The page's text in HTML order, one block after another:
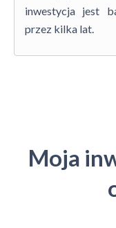
inwestycja jest
przez kilka lat.
Moja